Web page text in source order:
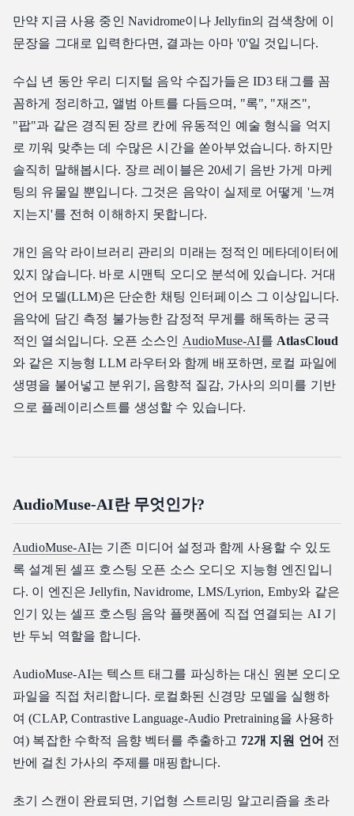
만약 지금 사용 중인 Navidrome이나 Jellyfin의 검색창에 이
문장을 그대로 입력한다면, 결과는 아마 '0'일 것입니다.
수십 년 동안 우리 디지털 음악 수집가들은 ID3 태그를 꼼
꼼하게 정리하고, 앨범 아트를 다듬으며, "록", "재즈",
"팝"과 같은 경직된 장르 칸에 유동적인 예술 형식을 억지
로 끼워 맞추는 데 수많은 시간을 쏟아부었습니다. 하지만
솔직히 말해봅시다. 장르 레이블은 20세기 음반 가게 마케
팅의 유물일 뿐입니다. 그것은 음악이 실제로 어떻게 '느껴
지는지'를 전혀 이해하지 못합니다.
개인 음악 라이브러리 관리의 미래는 정적인 메타데이터에
있지 않습니다. 바로 시맨틱 오디오 분석에 있습니다. 거대
언어 모델(LLM)은 단순한 채팅 인터페이스 그 이상입니다.
음악에 담긴 측정 불가능한 감정적 무게를 해독하는 궁극
적인 열쇠입니다. 오픈 소스인 AudioMuse-AI를 AtlasCloud
와 같은 지능형 LLM 라우터와 함께 배포하면, 로컬 파일에
생명을 불어넣고 분위기, 음향적 질감, 가사의 의미를 기반
으로 플레이리스트를 생성할 수 있습니다.
AudioMuse-AI란 무엇인가?
AudioMuse-AI는 기존 미디어 설정과 함께 사용할 수 있도
록 설계된 셀프 호스팅 오픈 소스 오디오 지능형 엔진입니
다. 이 엔진은 Jellyfin, Navidrome, LMS/Lyrion, Emby와 같은
인기 있는 셀프 호스팅 음악 플랫폼에 직접 연결되는 AI 기
반 두뇌 역할을 합니다.
AudioMuse-AI는 텍스트 태그를 파싱하는 대신 원본 오디오
파일을 직접 처리합니다. 로컬화된 신경망 모델을 실행하
여 (CLAP, Contrastive Language-Audio Pretraining을 사용하
여) 복잡한 수학적 음향 벡터를 추출하고 72개 지원 언어 전
반에 걸친 가사의 주제를 매핑합니다.
초기 스캔이 완료되면, 기업형 스트리밍 알고리즘을 초라